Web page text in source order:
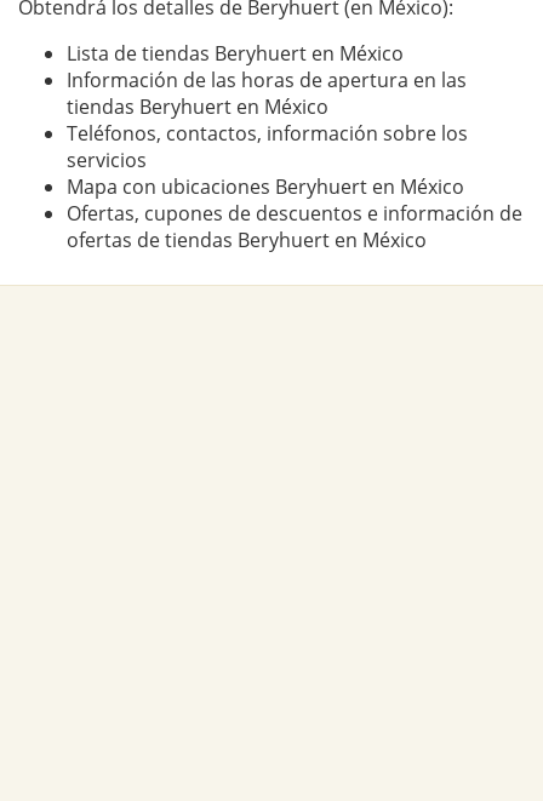
Obtendrá los detalles de Beryhuert (en México):
Lista de tiendas Beryhuert en México
Información de las horas de apertura en las
tiendas Beryhuert en México
Teléfonos, contactos, información sobre los
servicios
Mapa con ubicaciones Beryhuert en México
Ofertas, cupones de descuentos e información de
ofertas de tiendas Beryhuert en México